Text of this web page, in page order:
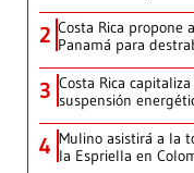
2 Costa Rica propone
Panamá para
3 Costa Rica
suspensión
4 Mulino asistirá a la
la Espriella en